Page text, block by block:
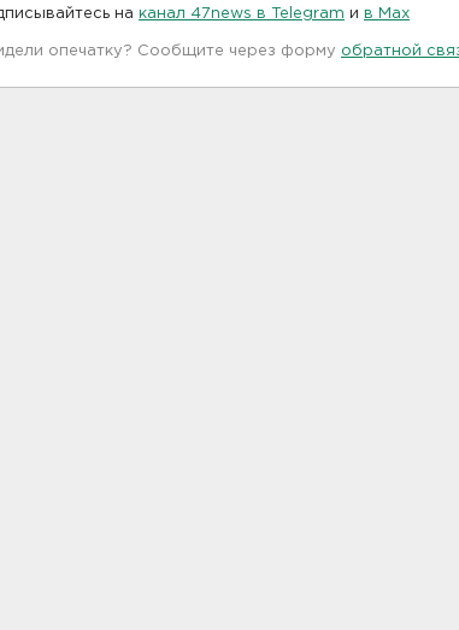
на канал 47news в Telegram и в Maх
опечатку? Сообщите через форму обратной